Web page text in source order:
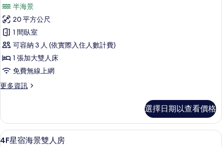
相
片
人
房
的
詳
情
3F
星
戀
美
景
雙
人
的
所
有
半海景
20 平方公尺
1 間臥室
可容納 3 人 (依實際入住人數計費)
1 張加大雙人床
免費無線上網
更多資訊
更
戀
美
景
選擇日期以查看價格
顯
書桌、遮光布/窗簾、免費無線上網、
4
4F星宿海景雙人房